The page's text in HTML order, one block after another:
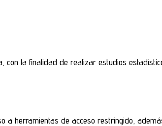
con la finalidad de realizar estudios
a herramientas de acceso restringido,